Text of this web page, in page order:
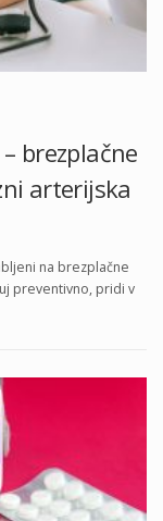
brezplačne
arterijska
na brezplačne
preventivno, pridi v